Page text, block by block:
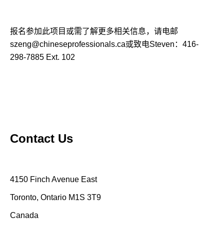
报名参加此项目或需了解更多相关信息，请电邮
szeng@chineseprofessionals.ca或致电Steven ： 416-
298-7885 Ext. 102
Contact Us
4150 Finch Avenue East
Toronto, Ontario M1S 3T9
Canada